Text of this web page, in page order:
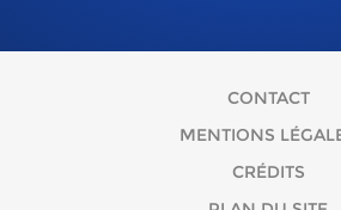
CONTACT
MENTIONS
CRÉDITS